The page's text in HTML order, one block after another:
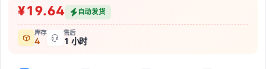
¥19.64 自动发货
库存
4
售后
1 小时